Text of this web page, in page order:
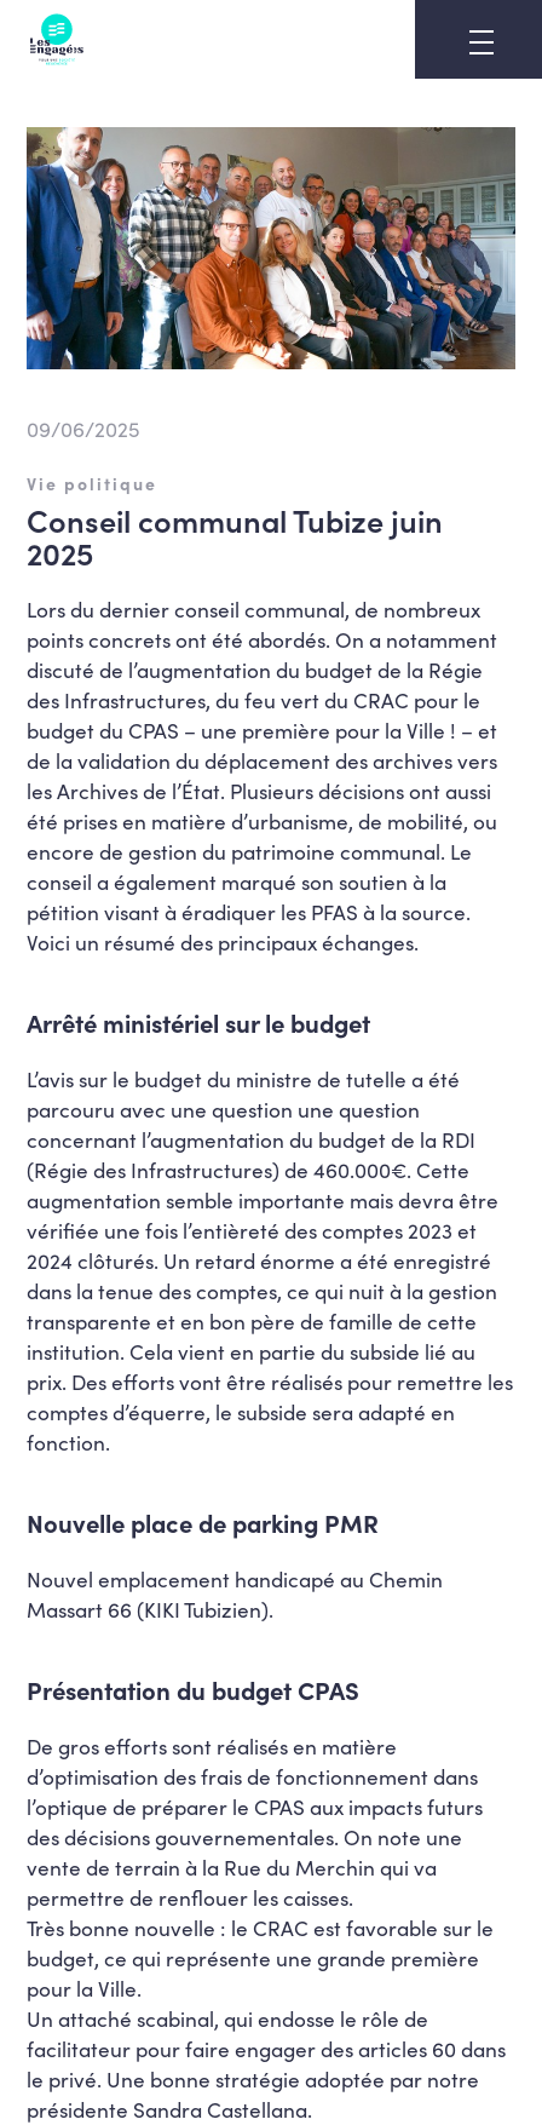
content
09/06/2025
Vie politique
Conseil communal Tubize juin
2025
Lors du dernier conseil communal, de nombreux
points concrets ont été abordés. On a notamment
discuté de l’augmentation du budget de la Régie
des Infrastructures, du feu vert du CRAC pour le
budget du CPAS – une première pour la Ville ! – et
de la validation du déplacement des archives vers
les Archives de l’État. Plusieurs décisions ont aussi
été prises en matière d’urbanisme, de mobilité, ou
encore de gestion du patrimoine communal. Le
conseil a également marqué son soutien à la
pétition visant à éradiquer les PFAS à la source.
Voici un résumé des principaux échanges.
Arrêté ministériel sur le budget
L’avis sur le budget du ministre de tutelle a été
parcouru avec une question une question
concernant l’augmentation du budget de la RDI
(Régie des Infrastructures) de 460.000€. Cette
augmentation semble importante mais devra être
vérifiée une fois l’entièreté des comptes 2023 et
2024 clôturés. Un retard énorme a été enregistré
dans la tenue des comptes, ce qui nuit à la gestion
transparente et en bon père de famille de cette
institution. Cela vient en partie du subside lié au
prix. Des efforts vont être réalisés pour remettre les
comptes d’équerre, le subside sera adapté en
fonction.
Nouvelle place de parking PMR
Nouvel emplacement handicapé au Chemin
Massart 66 (KIKI Tubizien).
Présentation du budget CPAS
De gros efforts sont réalisés en matière
d’optimisation des frais de fonctionnement dans
l’optique de préparer le CPAS aux impacts futurs
des décisions gouvernementales. On note une
vente de terrain à la Rue du Merchin qui va
permettre de renflouer les caisses.
Très bonne nouvelle : le CRAC est favorable sur le
budget, ce qui représente une grande première
pour la Ville.
Un attaché scabinal, qui endosse le rôle de
facilitateur pour faire engager des articles 60 dans
le privé. Une bonne stratégie adoptée par notre
présidente Sandra Castellana.